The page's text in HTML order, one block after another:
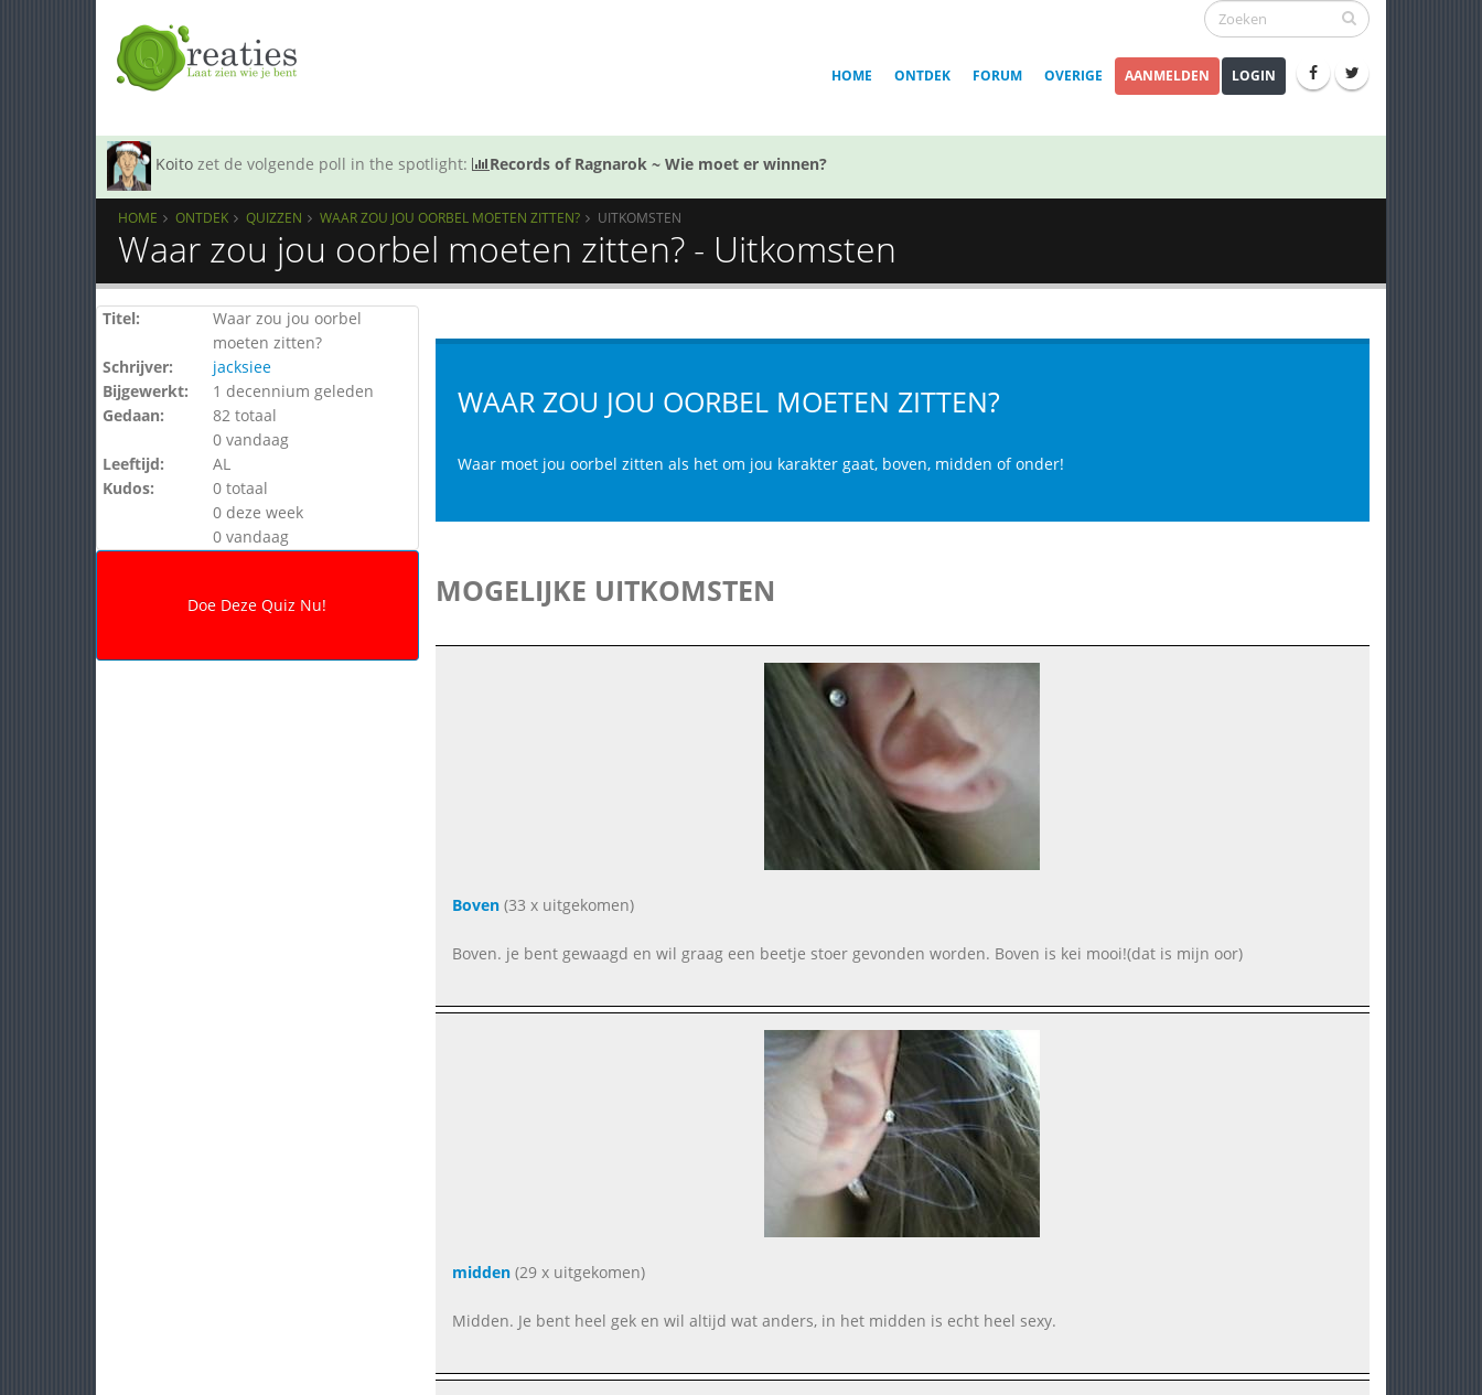
HOME ONTDEK FORUM OVERIGE AANMELDEN LOGIN
Koito zet de volgende poll in the spotlight: Records of Ragnarok ~ Wie moet er winnen?
HOME ONTDEK QUIZZEN WAAR ZOU JOU OORBEL MOETEN ZITTEN? UITKOMSTEN
Waar zou jou oorbel moeten zitten? - Uitkomsten
Titel:
Waar zou jou oorbel
moeten zitten?
Schrijver:
jacksiee
Bijgewerkt:
1 decennium geleden
Gedaan:
82 totaal
0 vandaag
Leeftijd:
AL
Kudos:
0 totaal
0 deze week
0 vandaag
WAAR ZOU JOU OORBEL MOETEN ZITTEN?
Waar moet jou oorbel zitten als het om jou karakter gaat, boven, midden of onder!
MOGELIJKE UITKOMSTEN
Boven(33 x uitgekomen)
Boven. je bent gewaagd en wil graag een beetje stoer gevonden worden. Boven is kei mooi!(dat is mijn oor)
midden(29 x uitgekomen)
Midden. Je bent heel gek en wil altijd wat anders, in het midden is echt heel sexy.